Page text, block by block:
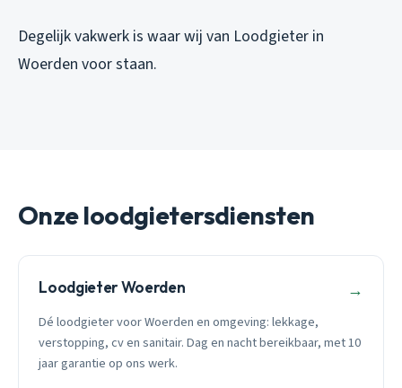
Degelijk vakwerk is waar wij van Loodgieter in
Woerden voor staan.
Onze loodgietersdiensten
Loodgieter Woerden →
Dé loodgieter voor Woerden en omgeving: lekkage,
verstopping, cv en sanitair. Dag en nacht bereikbaar, met 10
jaar garantie op ons werk.